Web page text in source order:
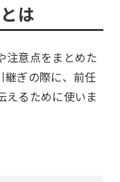
は
注意点をまとめた
継ぎの際に、前任
えるために使いま